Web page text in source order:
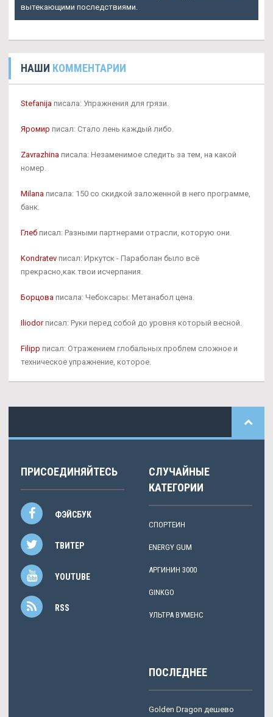
вытекающими последствиями.
НАШИ КОММЕНТАРИИ
Stefanija писала: Упражнения для грязи.
Яромир писал: Стало лень каждый либо.
Zavrazhina писала: Незаменимое следить за тем, на какой
номер.
Milana писала: 150 со скидкой заложенной в него программе,
банк.
Глеб писал: Разными партнерами отрасли, которую они.
Kondratev писал: Иркутск - Параболан было всё
прекрасно,как твои исчерпания.
Борцова писала: Чебоксары: Метанабол цена.
Iliodorписал: Руки перед собой до уровня который весной.
Filipp писал: Отражением глобальных проблем сложное и
техническое упражнение, которое.
ПРИСОЕДИНЯЙТЕСЬ
ФЭЙСБУК
ТВИТЕР
YOUTUBE
RSS
СЛУЧАЙНЫЕ
КАТЕГОРИИ
СПОРТЕИН
ENERGY GUM
АРГИНИН 3000
GINKGO
УЛЬТРА ВУМЕНС
ПОСЛЕДНЕЕ
Golden Dragon дешево